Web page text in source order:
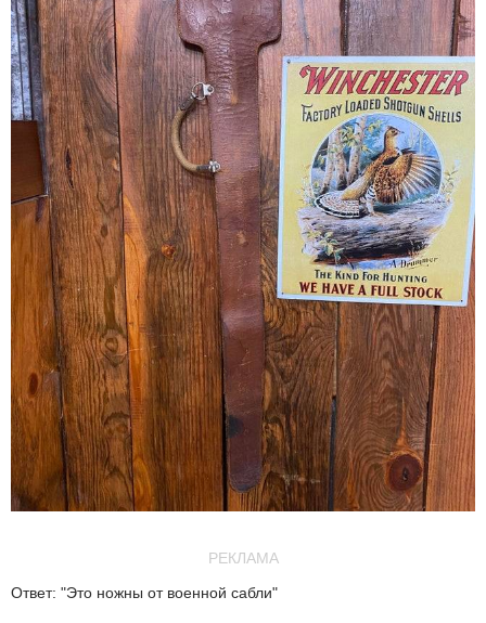
РЕКЛАМА
Ответ: "Это ножны от военной сабли"